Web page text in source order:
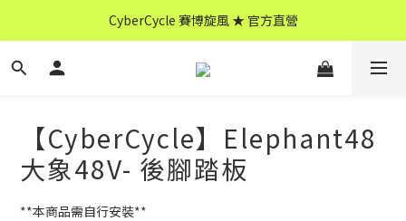
CyberCycle 賽博旋風 ★ 官方直營
CyberCycle 賽博旋風 ★ 官方直營
↖ 全館消費滿 $599 免運 ↘
【CyberCycle】Elephant48
大象48V- 後腳踏板
**本商品需自行安裝**